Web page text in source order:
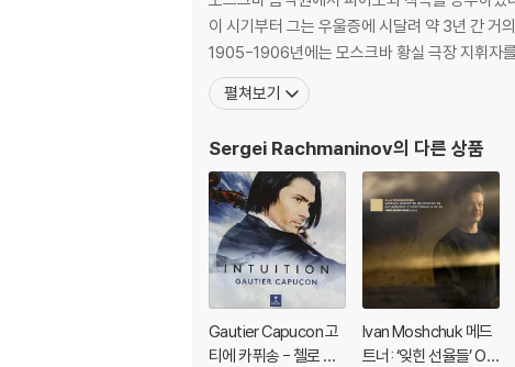
이 시기부터 그는 우울증에 시달려 약 3년 간 거
1905-1906년에는 모스크바 황실 극장 지휘자
펼쳐보기
Sergei Rachmaninov의 다른 상품
Gautier Capucon 고
티에 카퓌송 - 첼로 소
Ivan Moshchuk 메드
트너: ‘잊힌 선율들’ Op.